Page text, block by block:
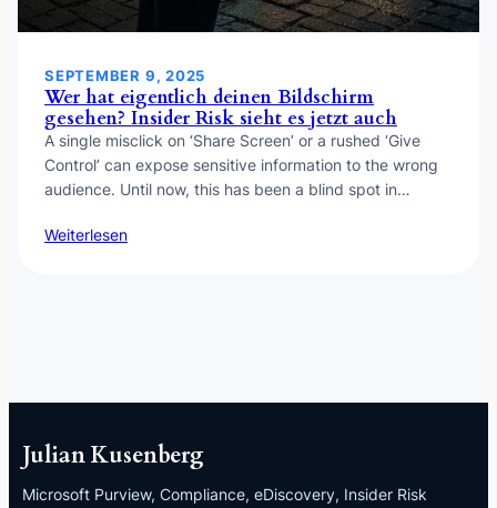
SEPTEMBER 9, 2025
Wer hat eigentlich deinen Bildschirm
gesehen? Insider Risk sieht es jetzt auch
A single misclick on ‘Share Screen’ or a rushed ‘Give
Control’ can expose sensitive information to the wrong
audience. Until now, this has been a blind spot in…
Weiterlesen
Julian Kusenberg
Microsoft Purview, Compliance, eDiscovery, Insider Risk